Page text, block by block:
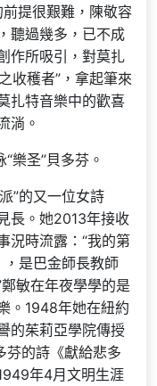
提很艱難，陳敬容
聽過幾多，已不成
作所吸引，對莫扎
收穫者”，拿起筆來
扎特音樂中的歡喜
淌。
樂圣”貝多芬。
”的又一位女詩
長。她2013年接收
況時流露：“我的第
是巴金師長教師
敏在年夜學學的是
。1948年她在紐約
的茱莉亞學院傳授
芬的詩《獻給悲多
年4月文明生涯